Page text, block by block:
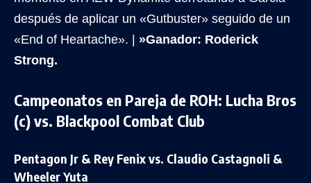
después de aplicar un «Gutbuster» seguido de un
«End of Heartache». | »Ganador: Roderick
Strong.
Campeonatos en Pareja de ROH: Lucha Bros
(c) vs. Blackpool Combat Club
Pentagon Jr & Rey Fenix vs. Claudio Castagnoli &
Wheeler Yuta